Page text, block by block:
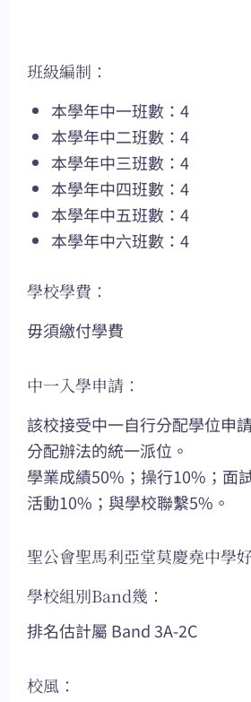
班級編制：
本學年中一班數：4
本學年中二班數：4
本學年中三班數：4
本學年中四班數：4
本學年中五班數：4
本學年中六班數：4
學校學費：
毋須繳付學費
中一入學申請：
該校接受中一自行分配學位申
分配辦法的統一派位。
學業成績50%；操行10%；面
活動10%；與學校聯繫5%。
聖公會聖馬利亞堂莫慶堯中學
學校組別Band幾：
排名估計屬 Band 3A-2C
校風：